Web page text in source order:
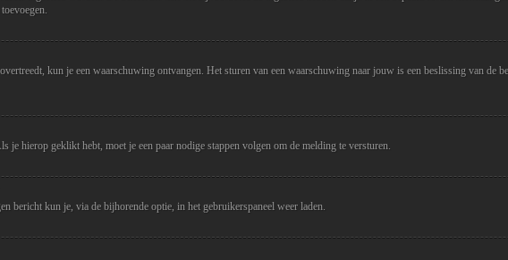
kun je een waarschuwing ontvangen. Het sturen van een waarschuwing naar jouw is een beslissing van de
hierop geklikt hebt, moet je een paar nodige stappen volgen om de melding te versturen.
bericht kun je, via de bijhorende optie, in het gebruikerspaneel weer laden.